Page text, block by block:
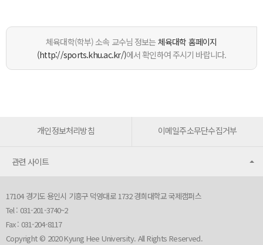
체육대학(학부) 소속 교수님 정보는 체육대학 홈페이지
(http://sports.khu.ac.kr/)에서 확인하여 주시기 바랍니다.
개인정보처리방침 이메일주소무단수집거부
관련 사이트
17104 경기도 용인시 기흥구 덕영대로 1732 경희대학교 국제캠퍼스
Tel : 031-201-3740~2
Fax : 031-204-8117
Copyright © 2020 Kyung Hee University. All Rights Reserved.